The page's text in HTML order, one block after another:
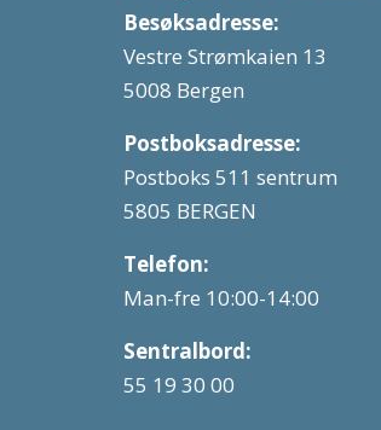
Besøksadresse:
Vestre Strømkaien 13
5008 Bergen
Postboksadresse:
Postboks 511 sentrum
5805 BERGEN
Telefon:
Man-fre 10:00-14:00
Sentralbord:
55 19 30 00